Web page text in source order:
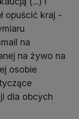
opuścić kraj -
na
na żywo na
osobie
dla obcych